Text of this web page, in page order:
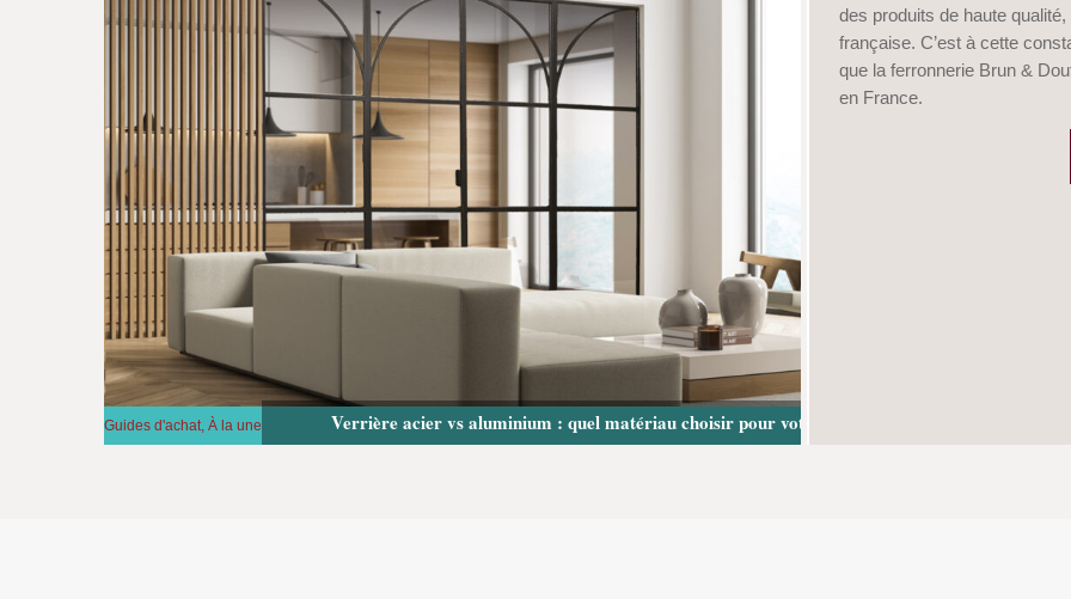
Guides d'achat, À la une Verrière acier vs aluminium : quel matériau choisir pour votre projet ?
des produits de haute
française. C’est à cette
que la ferronnerie Brun &
en France.